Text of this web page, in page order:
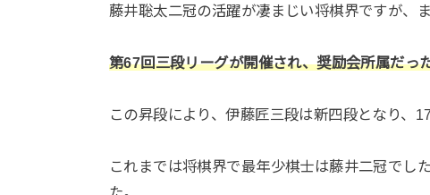
藤井聡太二冠の活躍が凄まじい将棋界ですが、
第67回三段リーグが開催され、奨励会所属だっ
この昇段により、伊藤匠三段は新四段となり、
これまでは将棋界で最年少棋士は藤井二冠でし